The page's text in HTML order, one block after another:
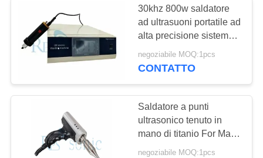
30khz 800w saldatore
ad ultrasuoni portatile ad
alta precisione sistema
di saldatura in plastica
ad ultrasuoni"
negoziabile MOQ:1pcs
CONTATTO
Saldatore a punti
ultrasonico tenuto in
mano di titanio For Mask
Earloop di 35Khz 500w
negoziabile MOQ:1pcs